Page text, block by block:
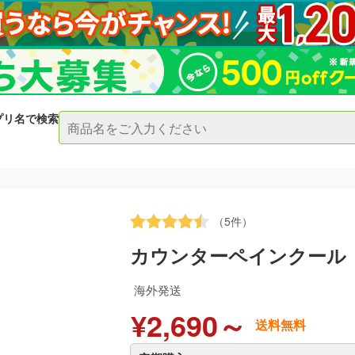
名で検索
（5件）
カウンターペインクール
海外発送
¥2,690～ 送料無料